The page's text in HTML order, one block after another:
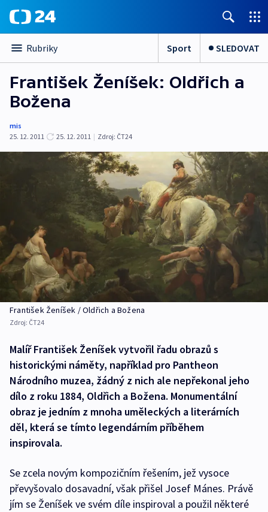
Rubriky Sport SLEDOVAT
František Ženíšek: Oldřich a
Božena
mis
25. 12. 2011
25. 12. 2011 | Zdroj: ČT24
František Ženíšek / Oldřich a Božena
Zdroj: ČT24
Malíř František Ženíšek vytvořil řadu obrazů s
historickými náměty, například pro Pantheon
Národního muzea, žádný z nich ale nepřekonal jeho
dílo z roku 1884, Oldřich a Božena. Monumentální
obraz je jedním z mnoha uměleckých a literárních
děl, která se tímto legendárním příběhem
inspirovala.
Se zcela novým kompozičním řešením, jež vysoce
převyšovalo dosavadní, však přišel Josef Mánes. Právě
jím se Ženíšek ve svém díle inspiroval a použil některé